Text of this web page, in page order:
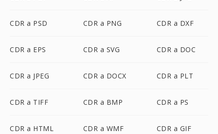
CDR a PSD CDR a PNG CDR a DXF
CDR a EPS CDR a SVG CDR a DOC
CDR a JPEG CDR a DOCX CDR a PLT
CDR a TIFF CDR a BMP CDR a PS
CDR a HTML CDR a WMF CDR a GIF